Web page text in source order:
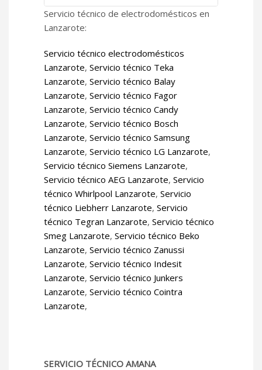
Servicio técnico de electrodomésticos en
Lanzarote:
Servicio técnico electrodomésticos
Lanzarote, Servicio técnico Teka
Lanzarote, Servicio técnico Balay
Lanzarote, Servicio técnico Fagor
Lanzarote, Servicio técnico Candy
Lanzarote, Servicio técnico Bosch
Lanzarote, Servicio técnico Samsung
Lanzarote, Servicio técnico LG Lanzarote,
Servicio técnico Siemens Lanzarote,
Servicio técnico AEG Lanzarote, Servicio
técnico Whirlpool Lanzarote, Servicio
técnico Liebherr Lanzarote, Servicio
técnico Tegran Lanzarote, Servicio técnico
Smeg Lanzarote, Servicio técnico Beko
Lanzarote, Servicio técnico Zanussi
Lanzarote, Servicio técnico Indesit
Lanzarote, Servicio técnico Junkers
Lanzarote, Servicio técnico Cointra
Lanzarote,
SERVICIO TÉCNICO AMANA